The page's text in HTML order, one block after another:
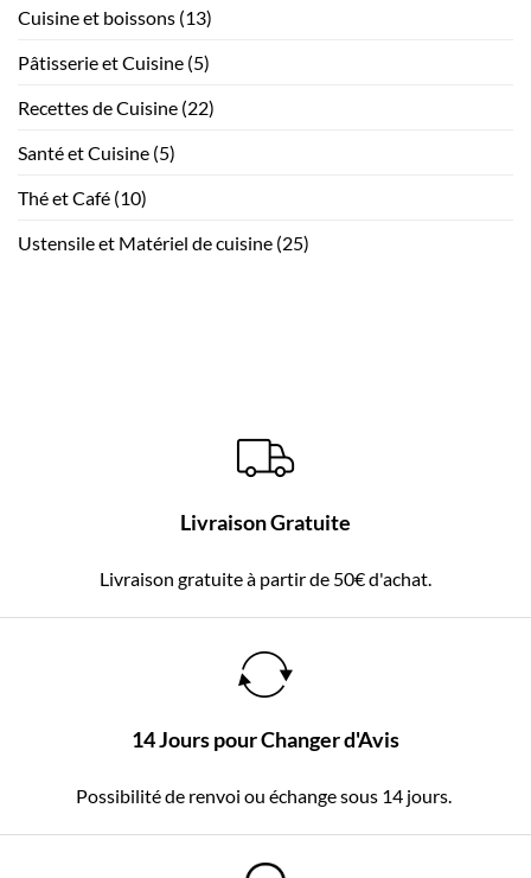
Cuisine et boissons (13)
Pâtisserie et Cuisine (5)
Recettes de Cuisine (22)
Santé et Cuisine (5)
Thé et Café (10)
Ustensile et Matériel de cuisine (25)
Livraison Gratuite
Livraison gratuite à partir de 50€ d'achat.
14 Jours pour Changer d'Avis
Possibilité de renvoi ou échange sous 14 jours.